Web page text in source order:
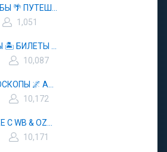
1,051
10,087
10,172
10,171